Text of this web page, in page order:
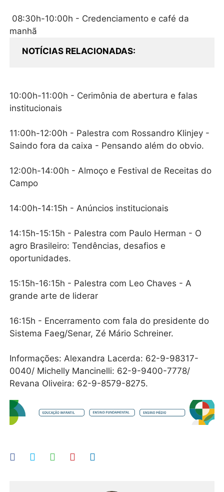
08:30h-10:00h - Credenciamento e café da
manhã
NOTÍCIAS RELACIONADAS
10:00h-11:00h - Cerimônia de abertura e falas
institucionais
11:00h-12:00h - Palestra com Rossandro Klinjey -
Saindo fora da caixa - Pensando além do obvio.
12:00h-14:00h - Almoço e Festival de Receitas do
Campo
14:00h-14:15h - Anúncios institucionais
14:15h-15:15h - Palestra com Paulo Herman - O
agro Brasileiro: Tendências, desafios e
oportunidades.
15:15h-16:15h - Palestra com Leo Chaves - A
grande arte de liderar
16:15h - Encerramento com fala do presidente do
Sistema Faeg/Senar, Zé Mário Schreiner.
Informações: Alexandra Lacerda: 62-9-98317-
0040/ Michelly Mancinelli: 62-9-9400-7778/
Revana Oliveira: 62-9-8579-8275.